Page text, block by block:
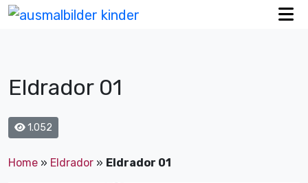
Eldrador 01
1.052
Home » Eldrador » Eldrador 01